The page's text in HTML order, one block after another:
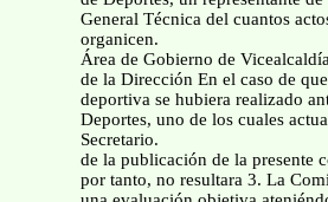
General Técnica del cuantos
organicen.
Área de Gobierno de
de la Dirección En el caso de
deportiva se hubiera realizado
Deportes, uno de los cuales
Secretario.
de la publicación de la presente
por tanto, no resultara 3. La